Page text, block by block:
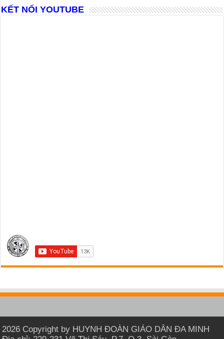
KẾT NỐI YOUTUBE
2026 Copyright by HUYNH ĐOÀN GIÁO DÂN ĐA MINH